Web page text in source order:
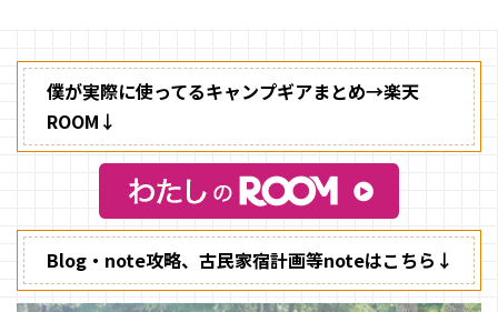
悪く見えてしまいますよね。
僕が実際に使ってるキャンプギアまとめ→楽天
ROOM↓
Blog・note攻略、古民家宿計画等noteはこちら↓